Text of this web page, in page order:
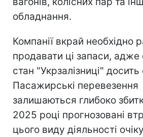
обладнання.
Компанії вкрай необхідно
продавати ці запаси, адже
стан "Укрзалізниці"
Пасажирські перевезення
залишаються глибоко
2025 році прогнозовані
цього виду діяльності